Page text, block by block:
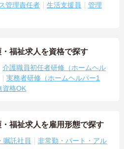
管理責任者 生活支援員
管理
福祉求人を資格で探す
介護職員初任者研修（ホームヘル
実務者研修（ホームヘルパー1
資格OK
福祉求人を雇用形態で探す
嘱託社員
非常勤・パート・アル